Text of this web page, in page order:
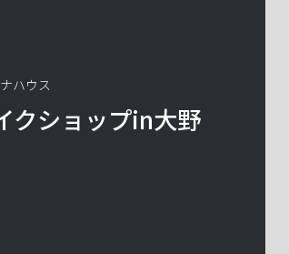
ハウス
クショップin大野